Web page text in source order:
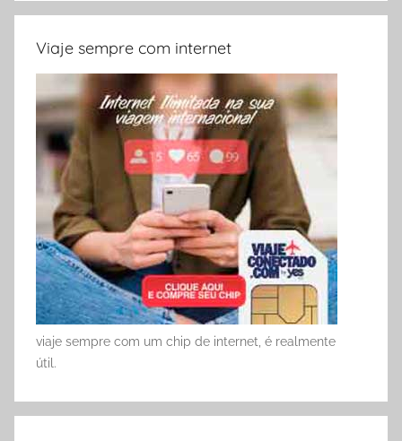
Viaje sempre com internet
viaje sempre com um chip de internet, é realmente
útil.